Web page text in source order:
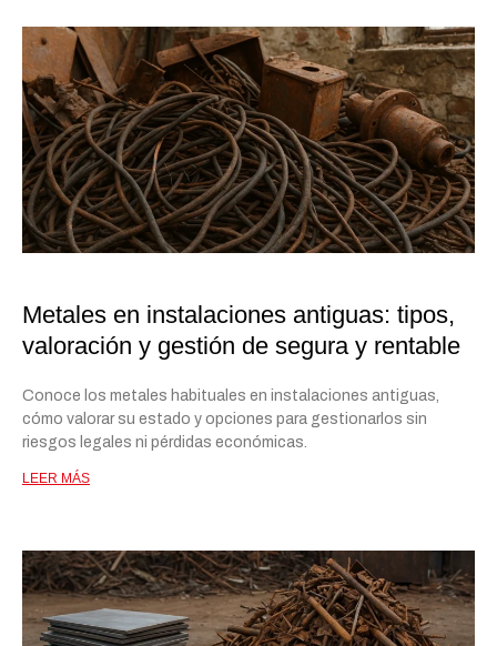
Metales en instalaciones antiguas: tipos,
valoración y gestión de segura y rentable
Conoce los metales habituales en instalaciones antiguas,
cómo valorar su estado y opciones para gestionarlos sin
riesgos legales ni pérdidas económicas.
LEER MÁS